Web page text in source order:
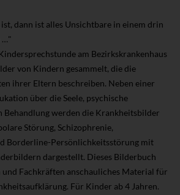
dann ist alles Unsichtbare in einem drin
…"
am Bezirkskrankenhaus
von Kindern gesammelt, die die
ihrer Eltern beschreiben. Neben einer
über die Seele, psychische
Behandlung werden die Krankheitsbilder
Störung, Schizophrenie,
Borderline-Persönlichkeitsstörung mit
dargestellt. Dieses Bilderbuch
und Fachkräften anschauliches Material für
Für Kinder ab 4 Jahren.